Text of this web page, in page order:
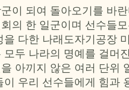
이 되여 돌아오기를 바
의 한 일군이며 선수들
을 다한 나래도자기공장
모두 나라의 명예를 걸머
아끼지 않은 여러 단위
이 우리 선수들에게 힘과